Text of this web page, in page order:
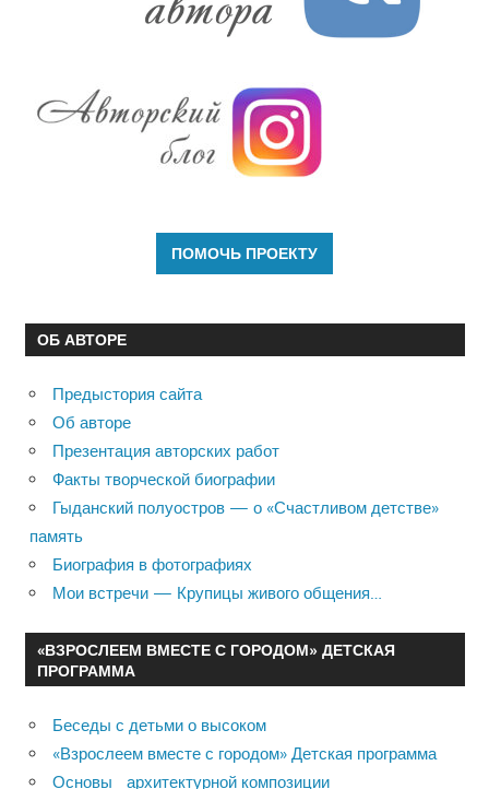
ОБ АВТОРЕ
Предыстория сайта
Об авторе
Презентация авторских работ
Факты творческой биографии
Гыданский полуостров — о «Счастливом детстве»
память
Биография в фотографиях
Мои встречи — Крупицы живого общения…
«ВЗРОСЛЕЕМ ВМЕСТЕ С ГОРОДОМ» ДЕТСКАЯ
ПРОГРАММА
Беседы с детьми о высоком
«Взрослеем вместе с городом» Детская программа
Основы архитектурной композиции